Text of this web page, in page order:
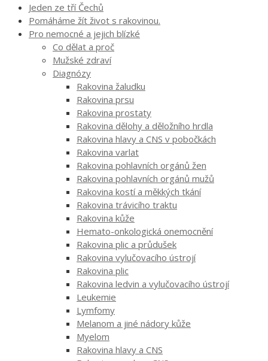
Jeden ze tří Čechů
Pomáháme žít život s rakovinou.
Pro nemocné a jejich blízké
Co dělat a proč
Mužské zdraví
Diagnózy
Rakovina žaludku
Rakovina prsu
Rakovina prostaty
Rakovina dělohy a děložního hrdla
Rakovina hlavy a CNS v pobočkách
Rakovina varlat
Rakovina pohlavních orgánů žen
Rakovina pohlavních orgánů mužů
Rakovina kostí a měkkých tkání
Rakovina trávicího traktu
Rakovina kůže
Hemato-onkologická onemocnění
Rakovina plic a průdušek
Rakovina vylučovacího ústrojí
Rakovina plic
Rakovina ledvin a vylučovacího ústrojí
Leukemie
Lymfomy
Melanom a jiné nádory kůže
Myelom
Rakovina hlavy a CNS